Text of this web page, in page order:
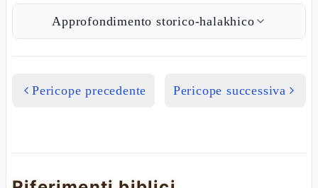
Approfondimento storico-halakhico
Pericope precedente Pericope successiva